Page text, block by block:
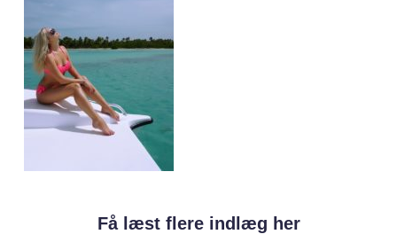
Få læst flere indlæg her